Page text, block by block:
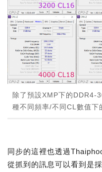
除了預設XMP下的DDR4-
種不同頻率/不同CL數值下
同步的這裡也透過
從抓到的訊息可以看到是